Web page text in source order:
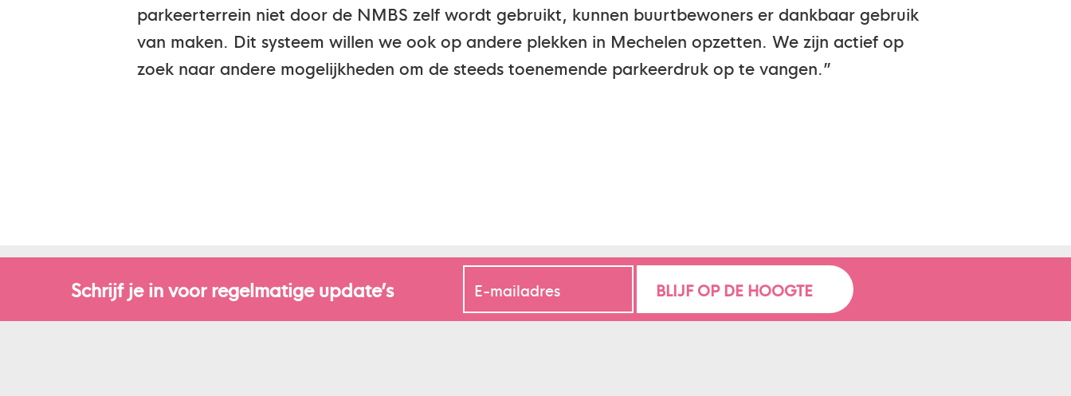
parkeerterrein niet door de NMBS zelf wordt gebruikt, kunnen buurtbewoners er dankbaar gebruik
van maken. Dit systeem willen we ook op andere plekken in Mechelen opzetten. We zijn actief op
zoek naar andere mogelijkheden om de steeds toenemende parkeerdruk op te vangen.”
Schrijf je in voor regelmatige update’s